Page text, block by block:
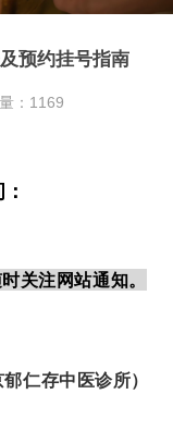
预约挂号指南
： 1169
关注网站通知。
郁仁存中医诊所）